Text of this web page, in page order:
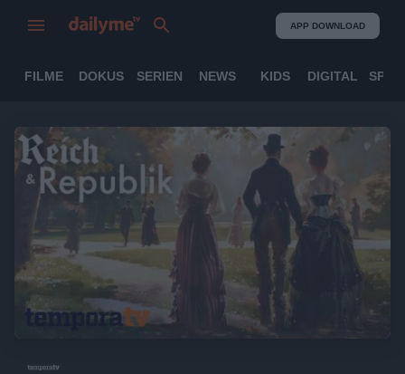
APP DOWNLOAD
FILME DOKUS SERIEN NEWS KIDS DIGITAL